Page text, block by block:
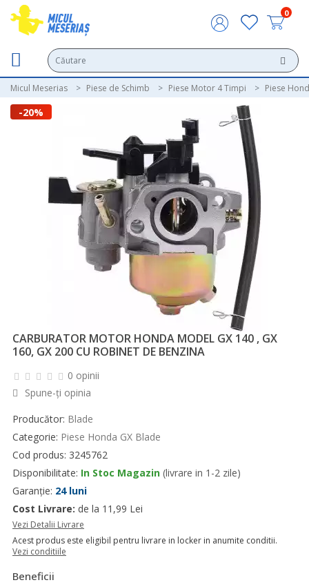
0
Micul Meserias Piese de Schimb Piese Motor 4 Timpi Piese
-20%
CARBURATOR MOTOR HONDA MODEL GX 140 , GX
160, GX 200 CU ROBINET DE BENZINA
0 opinii
Spune-ţi opinia
Producător: Blade
Categorie: Piese Honda GX Blade
Cod produs: 3245762
Disponibilitate: In Stoc Magazin (livrare in 1-2 zile)
Garanție: 24 luni
Cost Livrare: de la 11,99 Lei
Vezi Detalii Livrare
Acest produs este eligibil pentru livrare in locker in anumite conditii.
Vezi conditiile
Beneficii